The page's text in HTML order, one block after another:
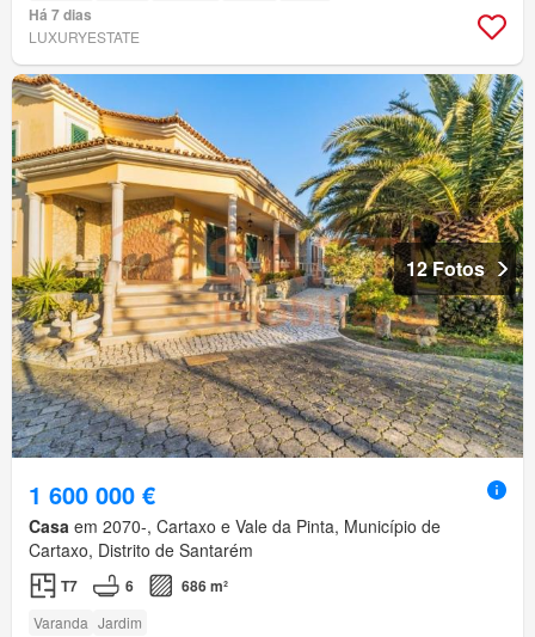
Há 7 dias
LUXURYESTATE
12 Fotos
1 600 000 €
Casa em 2070-, Cartaxo e Vale da Pinta, Município de
Cartaxo, Distrito de Santarém
T7 6 686 m²
Varanda Jardim